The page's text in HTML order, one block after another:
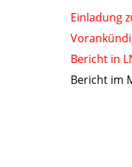
Einladung
Bericht in
Bericht im